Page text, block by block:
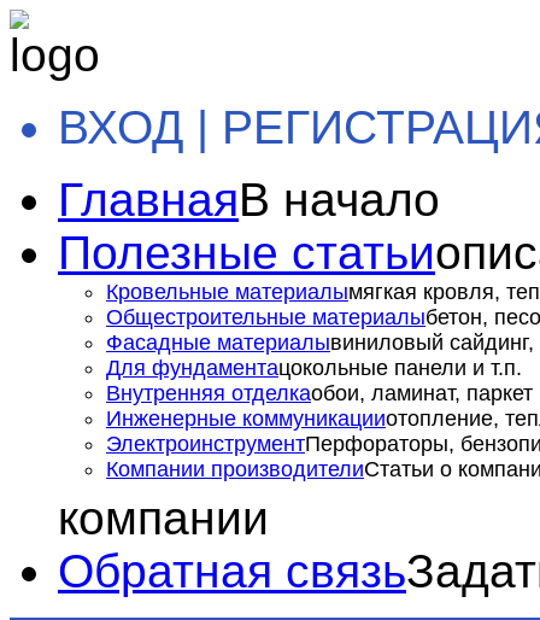
ВХОД |
ГлавнаяВ начало
Полезные статьи
Кровельные материалымягкая кровля,
Общестроительные материалыбетон,
Фасадные материалывиниловый сайдинг,
Для фундаментацокольные панели и т.п.
Внутренняя отделкаобои, ламинат, паркет
Инженерные коммуникацииотопление,
ЭлектроинструментПерфораторы,
Компании производителиСтатьи о
компании
Обратная связь